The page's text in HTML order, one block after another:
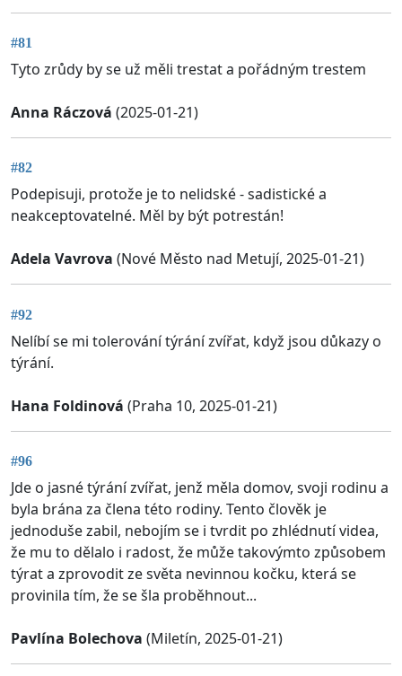
#81
Tyto zrůdy by se už měli trestat a pořádným trestem
Anna Ráczová (2025-01-21)
#82
Podepisuji, protože je to nelidské - sadistické a
neakceptovatelné. Měl by být potrestán!
Adela Vavrova (Nové Město nad Metují, 2025-01-21)
#92
Nelíbí se mi tolerování týrání zvířat, když jsou důkazy o
týrání.
Hana Foldinová (Praha 10, 2025-01-21)
#96
Jde o jasné týrání zvířat, jenž měla domov, svoji rodinu a
byla brána za člena této rodiny. Tento člověk je
jednoduše zabil, nebojím se i tvrdit po zhlédnutí videa,
že mu to dělalo i radost, že může takovýmto způsobem
týrat a zprovodit ze světa nevinnou kočku, která se
provinila tím, že se šla proběhnout...
Pavlína Bolechova (Miletín, 2025-01-21)